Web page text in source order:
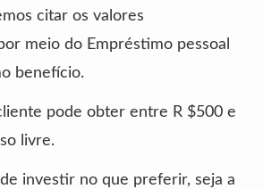
citar os valores
meio do Empréstimo pessoal
benefício.
pode obter entre R $500 e
livre.
investir no que preferir, seja a